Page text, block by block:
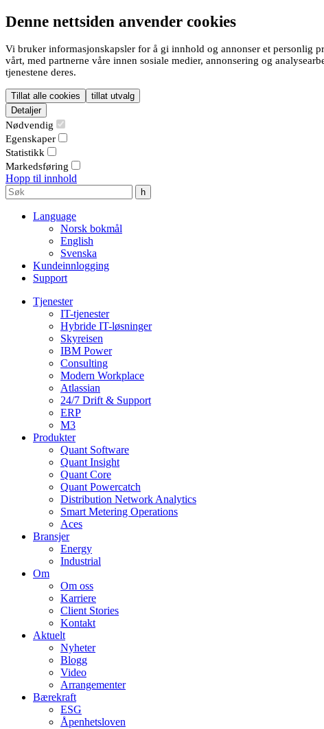
Denne nettsiden anvender cookies
Vi bruker informasjonskapsler for å gi innhold og annonser et personlig
vårt, med partnerne våre innen sosiale medier, annonsering og
tjenestene deres.
Tillat alle cookies
tillat utvalg
Detaljer
Nødvendig
Egenskaper
Statistikk
Markedsføring
Hopp til innhold
Language
Norsk bokmål
English
Svenska
Kundeinnlogging
Support
Tjenester
IT-tjenester
Hybride IT-løsninger
Skyreisen
IBM Power
Consulting
Modern Workplace
Atlassian
24/7 Drift & Support
ERP
M3
Produkter
Quant Software
Quant Insight
Quant Core
Quant Powercatch
Distribution Network Analytics
Smart Metering Operations
Aces
Bransjer
Energy
Industrial
Om
Om oss
Karriere
Client Stories
Kontakt
Aktuelt
Nyheter
Blogg
Video
Arrangementer
Bærekraft
ESG
Åpenhetsloven